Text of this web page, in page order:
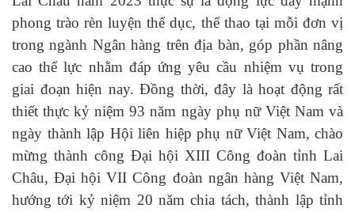
phong trào rèn luyện thể dục, thể thao tại mỗi đơn vị
trong ngành Ngân hàng trên địa bàn, góp phần nâng
cao thể lực nhằm đáp ứng yêu cầu nhiệm vụ trong
giai đoạn hiện nay. Đồng thời, đây là hoạt động rất
thiết thực kỷ niệm 93 năm ngày phụ nữ Việt Nam và
ngày thành lập Hội liên hiệp phụ nữ Việt Nam, chào
mừng thành công Đại hội XIII Công đoàn tỉnh Lai
Châu, Đại hội VII Công đoàn ngân hàng Việt Nam,
hướng tới kỷ niệm 20 năm chia tách, thành lập tỉnh